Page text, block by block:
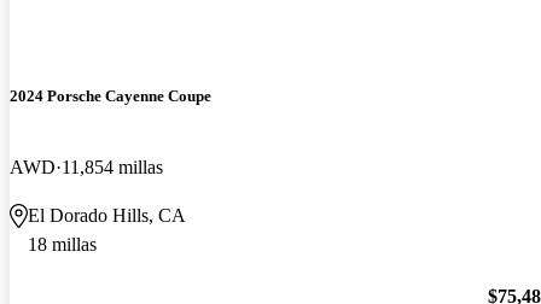
2024 Porsche Cayenne Coupe
AWD 11,854 millas
El Dorado Hills, CA
18 millas